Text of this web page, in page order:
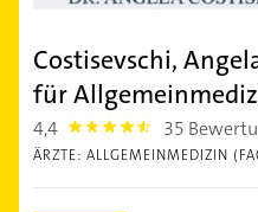
Costisevschi,
für
4,4 4.4 35
ÄRZTE: ALLGEMEINMEDIZIN